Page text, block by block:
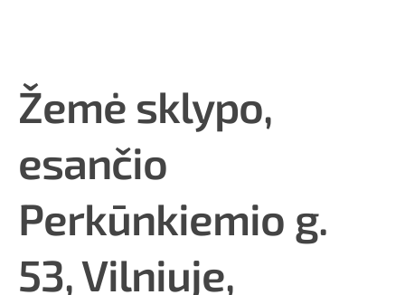
Žemė sklypo,
esančio
Perkūnkiemio g.
53, Vilniuje,